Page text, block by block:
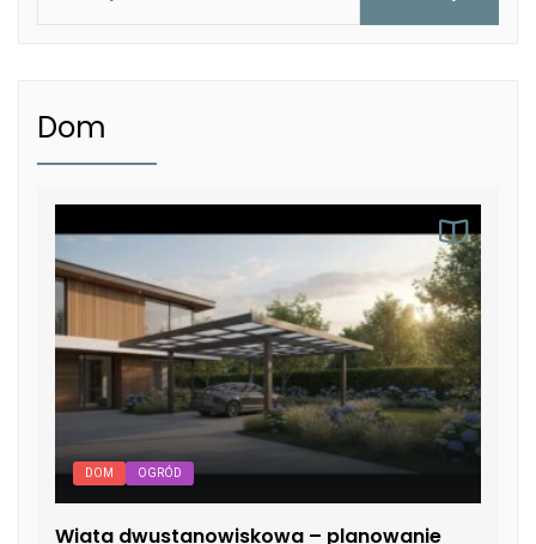
Dom
DOM OGRÓD
Wiata dwustanowiskowa – planowanie